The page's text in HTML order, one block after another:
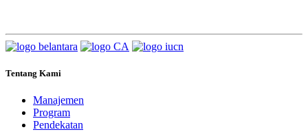
Tentang Kami
Manajemen
Program
Pendekatan